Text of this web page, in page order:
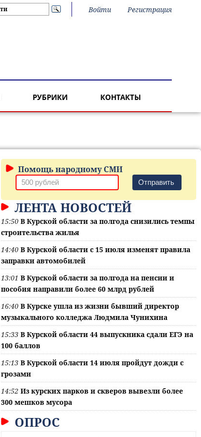
Войти Регистрация
РУБРИКИ КОНТАКТЫ
Помощь народному СМИ
Отправить
ЛЕНТА НОВОСТЕЙ
15:50 В Курской области за полгода снизились темпы
строительства жилья
14:40 В Курской области с 15 июля изменят правила
заправки автомобилей
13:01 В Курской области за полгода на пенсии и
пособия направили более 60 млрд рублей
16:40 В Курске ушла из жизни бывший директор
музыкального колледжа Людмила Чунихина
15:33 В Курской области 44 выпускника сдали ЕГЭ на
100 баллов
15:13 В Курской области 14 июля пройдут дожди с
грозами
14:52 Из курских парков и скверов вывезли более
300 мешков мусора
ОПРОС